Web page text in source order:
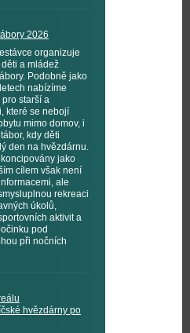
2026
organizuje
a mládež
Podobně jako
nabízíme
starší a
které se nebojí
mimo domov, i
kdy děti
den na hvězdárnu.
jako
cílem však není
ale
rekreaci
úkolů,
aktivit a
pod
při nočních
hvězdárny po